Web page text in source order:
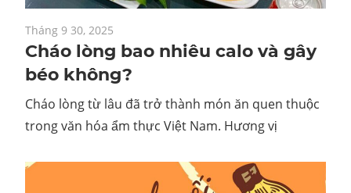
Tháng 9 30, 2025
Cháo lòng bao nhiêu calo và gây
béo không?
Cháo lòng từ lâu đã trở thành món ăn quen thuộc
trong văn hóa ẩm thực Việt Nam. Hương vị